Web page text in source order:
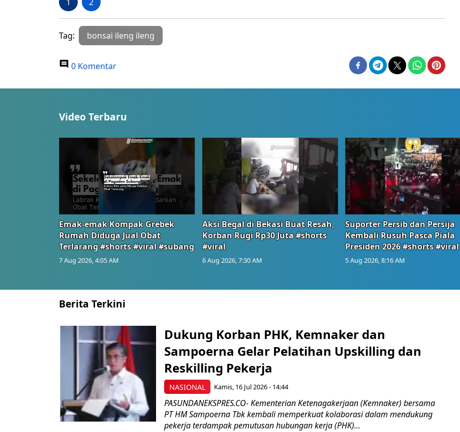
Tag: bonsai ileng ileng
0 Komentar
Video Terbaru
Emak-emak Kompak Grebek
Rumah Diduga Jual Obat
Terlarang #shorts #viral #subang
7 Aug 2026, 4:05 AM
Aksi Begal di Bekasi Buat Resah,
Korban Rugi Rp30 Juta #shorts
#viral
6 Aug 2026, 7:30 AM
Suporter Persib dan Persija
Kembali Rusuh Pasca Piala
Presiden 2026 #shorts #viral
5 Aug 2026, 8:16 AM
Berita Terkini
NASIONAL
Dukung Korban PHK, Kemnaker dan
Sampoerna Gelar Pelatihan Upskilling dan
Reskilling Pekerja
Kamis, 16 Jul 2026 - 14:44
PASUNDANEKSPRES.CO- Kementerian Ketenagakerjaan (Kemnaker) bersama
PT HM Sampoerna Tbk kembali memperkuat kolaborasi dalam mendukung
pekerja terdampak pemutusan hubungan kerja (PHK)...